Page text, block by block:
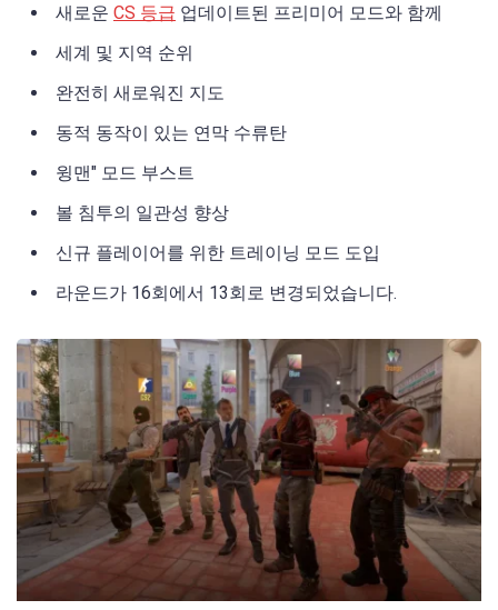
새로운 CS 등급 업데이트된 프리미어 모드와 함께
세계 및 지역 순위
완전히 새로워진 지도
동적 동작이 있는 연막 수류탄
윙맨" 모드 부스트
볼 침투의 일관성 향상
신규 플레이어를 위한 트레이닝 모드 도입
라운드가 16회에서 13회로 변경되었습니다.